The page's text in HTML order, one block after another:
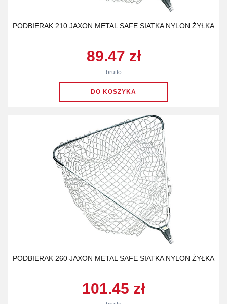
PODBIERAK 210 JAXON METAL SAFE SIATKA NYLON ŻYŁKA
89.47 zł
brutto
PODBIERAK 260 JAXON METAL SAFE SIATKA NYLON ŻYŁKA
101.45 zł